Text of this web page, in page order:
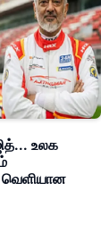
உலக
வெளியான